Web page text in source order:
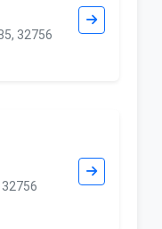
32756
32756